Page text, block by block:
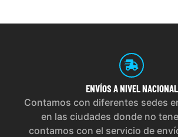
ENVÍOS A NIVEL NACIONAL
Contamos con diferentes sedes
en las ciudades donde no
contamos con el servicio de